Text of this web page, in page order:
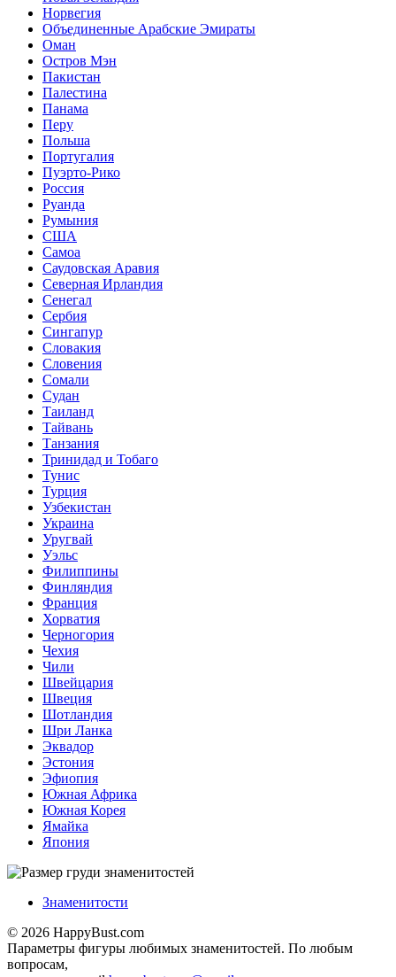
Норвегия
Объединенные Арабские Эмираты
Оман
Остров Мэн
Пакистан
Палестина
Панама
Перу
Польша
Португалия
Пуэрто-Рико
Россия
Руанда
Румыния
США
Самоа
Саудовская Аравия
Северная Ирландия
Сенегал
Сербия
Сингапур
Словакия
Словения
Сомали
Судан
Таиланд
Тайвань
Танзания
Тринидад и Тобаго
Тунис
Турция
Узбекистан
Украина
Уругвай
Уэльс
Филиппины
Финляндия
Франция
Хорватия
Черногория
Чехия
Чили
Швейцария
Швеция
Шотландия
Шри Ланка
Эквадор
Эстония
Эфиопия
Южная Африка
Южная Корея
Ямайка
Япония
Знаменитости
© 2026 HappyBust.com
Параметры фигуры любимых знаменитостей. По любым
вопросам,